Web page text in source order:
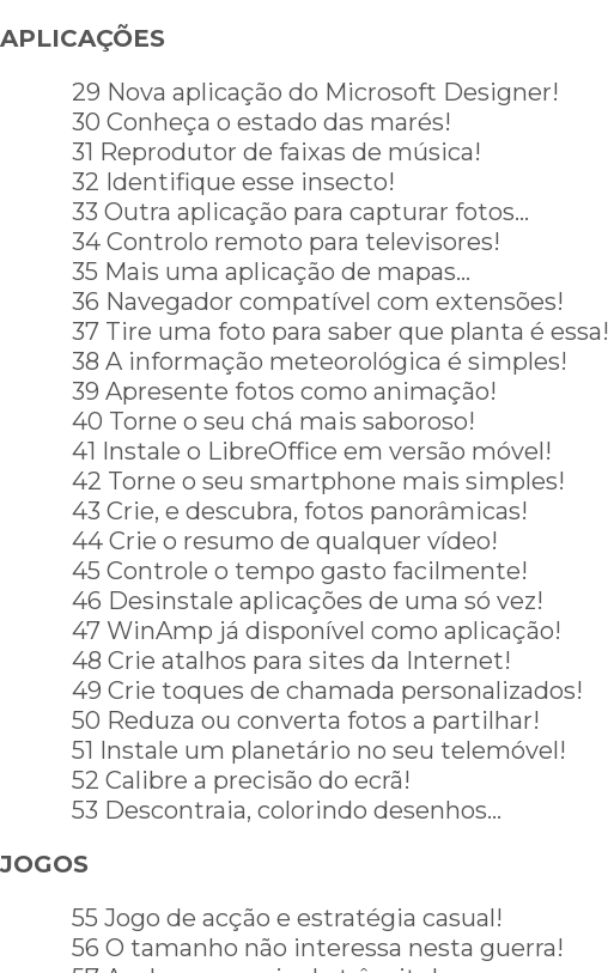
APLICAÇÕES
29 Nova aplicação do Microsoft Designer!
30 Conheça o estado das marés!
31 Reprodutor de faixas de música!
32 Identifique esse insecto!
33 Outra aplicação para capturar fotos…
34 Controlo remoto para televisores!
35 Mais uma aplicação de mapas…
36 Navegador compatível com extensões!
37 Tire uma foto para saber que planta é essa!
38 A informação meteorológica é simples!
39 Apresente fotos como animação!
40 Torne o seu chá mais saboroso!
41 Instale o LibreOffice em versão móvel!
42 Torne o seu smartphone mais simples!
43 Crie, e descubra, fotos panorâmicas!
44 Crie o resumo de qualquer vídeo!
45 Controle o tempo gasto facilmente!
46 Desinstale aplicações de uma só vez!
47 WinAmp já disponível como aplicação!
48 Crie atalhos para sites da Internet!
49 Crie toques de chamada personalizados!
50 Reduza ou converta fotos a partilhar!
51 Instale um planetário no seu telemóvel!
52 Calibre a precisão do ecrã!
53 Descontraia, colorindo desenhos…
JOGOS
55 Jogo de acção e estratégia casual!
56 O tamanho não interessa nesta guerra!